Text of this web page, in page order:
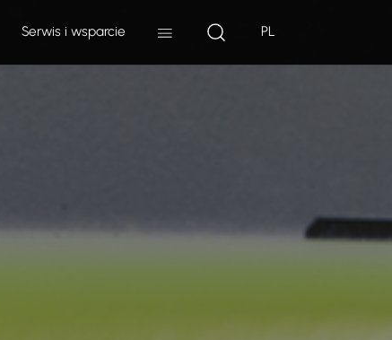
Serwis i wsparcie PL